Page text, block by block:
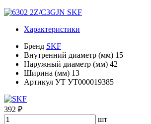
Характеристики
Бренд SKF
Внутренний диаметр (мм) 15
Наружный диаметр (мм) 42
Ширина (мм) 13
Артикул УТ УТ000019385
392 ₽
шт